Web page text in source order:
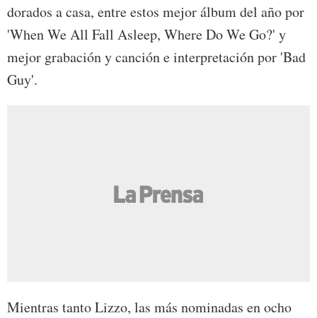
dorados a casa, entre estos mejor álbum del año por
'When We All Fall Asleep, Where Do We Go?' y
mejor grabación y canción e interpretación por 'Bad
Guy'.
Mientras tanto Lizzo, las más nominadas en ocho